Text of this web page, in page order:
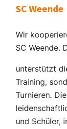
SC Weende
Wir
SC Weende.
unterstützt
Training,
Turnieren.
und Schüler,